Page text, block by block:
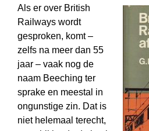
Als er over British
Railways wordt
gesproken, komt –
zelfs na meer dan 55
jaar – vaak nog de
naam Beeching ter
sprake en meestal in
ongunstige zin. Dat is
niet helemaal terecht,